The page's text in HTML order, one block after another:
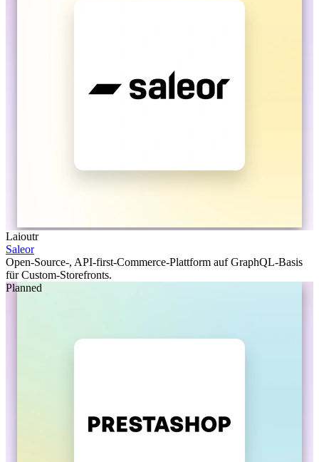
Laioutr
Saleor
Open-Source-, API-first-Commerce-Plattform auf GraphQL-Basis
für Custom-Storefronts.
Planned